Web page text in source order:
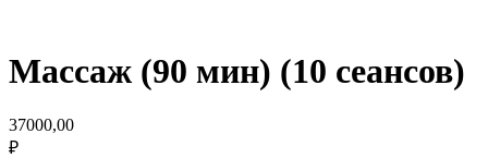
Массаж (90 мин) (10 сеансов)
37000,00
₽